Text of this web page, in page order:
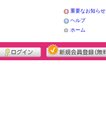
重要なお知らせ
ヘルプ
ホーム